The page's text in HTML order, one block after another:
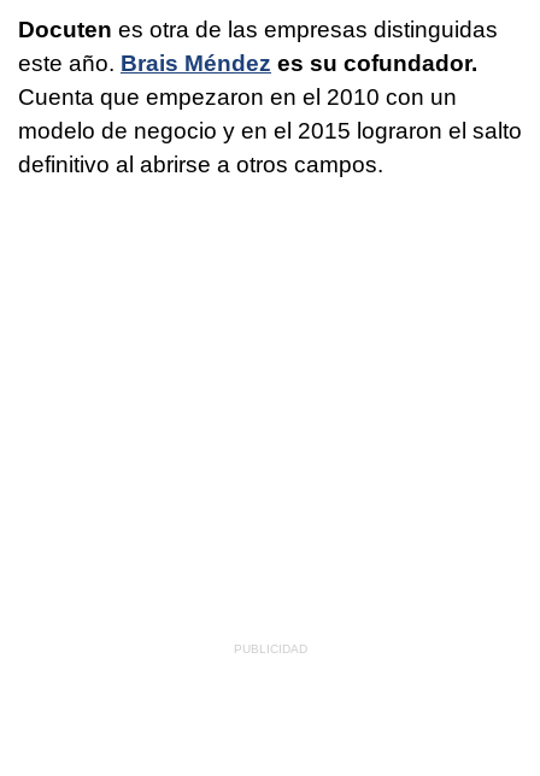
Docuten es otra de las empresas distinguidas
este año. Brais Méndez es su cofundador.
Cuenta que empezaron en el 2010 con un
modelo de negocio y en el 2015 lograron el salto
definitivo al abrirse a otros campos.